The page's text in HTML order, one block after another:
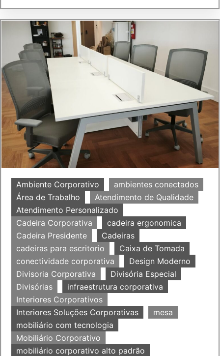
Ambiente Corporativo
ambientes conectados
Área de Trabalho
Atendimento de Qualidade
Atendimento Personalizado
Cadeira Corporativa
cadeira ergonomica
Cadeira Presidente
Cadeiras
cadeiras para escritorio
Caixa de Tomada
conectividade corporativa
Design Moderno
Divisoria Corporativa
Divisória Especial
Divisórias
infraestrutura corporativa
Interiores Corporativos
Interiores Soluções Corporativas
mesa
mobiliário com tecnologia
Mobiliário Corporativo
mobiliário corporativo alto padrão